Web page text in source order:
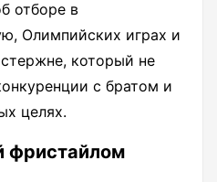
отборе в
Олимпийских играх и
который не
с братом и
целях.
фристайлом